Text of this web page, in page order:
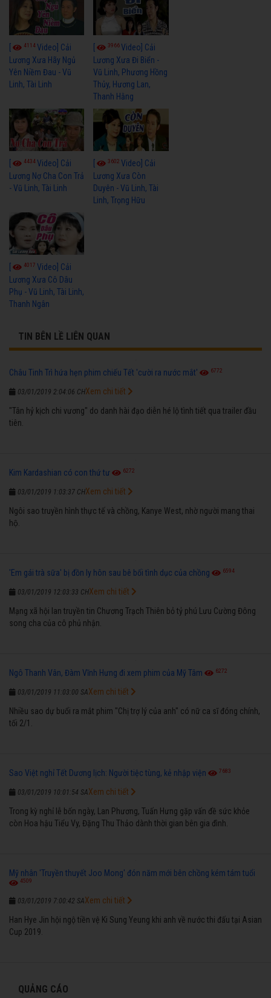
4114Video] Cải
Lương Xưa Hãy Ngủ
Yên Niềm Đau - Vũ
Linh, Tài Linh
3966Video] Cải
Lương Xưa Đi Biển -
Vũ Linh, Phương Hồng
Thủy, Hương Lan,
Thanh Hằng
4434Video] Cải
Lương Nợ Cha Con Trả
- Vũ Linh, Tài Linh
3602Video] Cải
Lương Xưa Còn
Duyên - Vũ Linh, Tài
Linh, Trọng Hữu
[ 4017 Video] Cải
Lương Xưa Cô Dâu
Phụ - Vũ Linh, Tài Linh,
Thanh Ngân
TIN BÊN LỀ LIÊN QUAN
Châu Tinh Trì hứa hẹn phim chiếu Tết 'cười ra nước mắt' 6772
03/01/2019 2:04:06 CH
"Tân hỷ kịch chi vương" do danh hài đạo diễn hé lộ tình tiết qua trailer đầu
tiên.
Xem chi tiết
Kim Kardashian có con thứ tư 6272
03/01/2019 1:03:37 CH
Ngôi sao truyền hình thực tế và chồng, Kanye West, nhờ người mang thai
hộ.
Xem chi tiết
'Em gái trà sữa' bị đồn ly hôn sau bê bối tình dục của chồng 6594
03/01/2019 12:03:33 CH
Mạng xã hội lan truyền tin Chương Trạch Thiên bỏ tỷ phú Lưu Cường Đông
song cha của cô phủ nhận.
Xem chi tiết
Ngô Thanh Vân, Đàm Vĩnh Hưng đi xem phim của Mỹ Tâm 6272
03/01/2019 11:03:00 SA
Nhiều sao dự buổi ra mắt phim "Chị trợ lý của anh" có nữ ca sĩ đóng chính,
tối 2/1.
Xem chi tiết
Sao Việt nghỉ Tết Dương lịch: Người tiệc tùng, kẻ nhập viện 7683
03/01/2019 10:01:54 SA
Trong kỳ nghỉ lễ bốn ngày, Lan Phương, Tuấn Hưng gặp vấn đề sức khỏe
còn Hoa hậu Tiểu Vy, Đặng Thu Thảo dành thời gian bên gia đình.
Xem chi tiết
Mỹ nhân 'Truyền thuyết Joo Mong' đón năm mới bên chồng kém tám tuổi
4509
03/01/2019 7:00:42 SA
Han Hye Jin hội ngộ tiền vệ Ki Sung Yeung khi anh về nước thi đấu tại Asian
Cup 2019.
Xem chi tiết
QUẢNG CÁO